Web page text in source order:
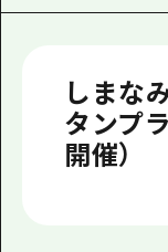
しまな
タンプ
開催）